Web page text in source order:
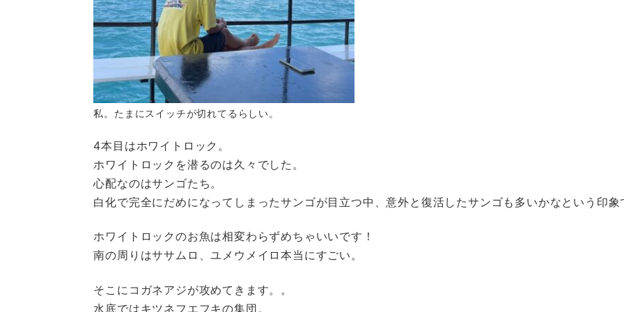
私。たまにスイッチが切れてるらしい。
4本目はホワイトロック。
ホワイトロックを潜るのは久々でした。
心配なのはサンゴたち。
白化で完全にだめになってしまったサンゴが目立つ中、意外と復活したサンゴも多いかなという印象
ホワイトロックのお魚は相変わらずめちゃいいです！
南の周りはササムロ、ユメウメイロ本当にすごい。
そこにコガネアジが攻めてきます。。
水底ではキツネフエフキの集団。